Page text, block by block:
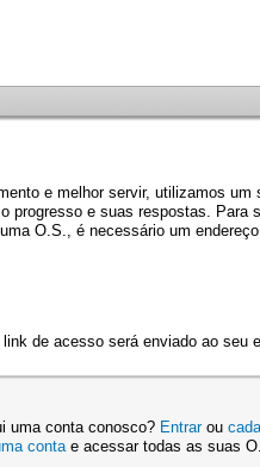
e melhor servir, utilizamos
progresso e suas respostas. Para
O.S., é necessário um
de acesso será enviado ao seu
uma conta conosco? Entrarou
contae acessar todas as suas